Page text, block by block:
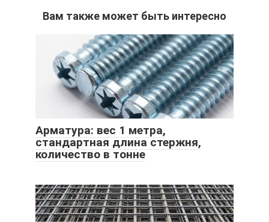
Вам также может быть интересно
Арматура: вес 1 метра,
стандартная длина стержня,
количество в тонне